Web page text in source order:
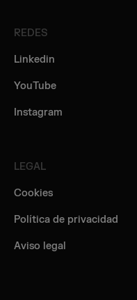
REDES
Linkedin
YouTube
Instagram
LEGAL
Cookies
Política de privacidad
Aviso legal